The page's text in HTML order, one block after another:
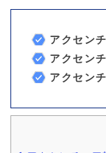
アクセン
アクセン
アクセン